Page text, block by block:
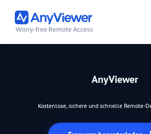
AnyViewer
Kostenlose, sichere und schnelle Remote-